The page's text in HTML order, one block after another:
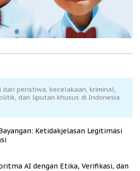
peristiwa, kecelakaan, kriminal,
dan liputan khusus di Indonesia
Ketidakjelasan Legitimasi
AI dengan Etika, Verifikasi, dan